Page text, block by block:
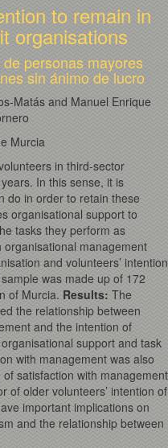
to remain in
organisations
personas mayores
sin ánimo de lucro
Matás and Manuel Enrique
Murcia
in third-sector
In this sense, it is
do in order to retain these
organisational support to
tasks they perform as
management
and volunteers’ intention
was made up of 172
of Murcia. Results: The
the relationship between
and the intention of
support and task
with management was also
satisfaction with management
of older volunteers’ intention of
important implications on
and the relationship between